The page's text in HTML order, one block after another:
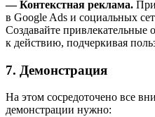
— Контекстная реклама.
в Google Ads и социальных
Создавайте привлекательные
к действию, подчеркивая
7. Демонстрация
На этом сосредоточено все
демонстрации нужно: